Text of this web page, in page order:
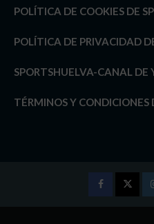
POLÍTICA DE COOKIES DE
POLÍTICA DE PRIVACIDAD
SPORTSHUELVA-CANAL DE
TÉRMINOS Y CONDICIONES